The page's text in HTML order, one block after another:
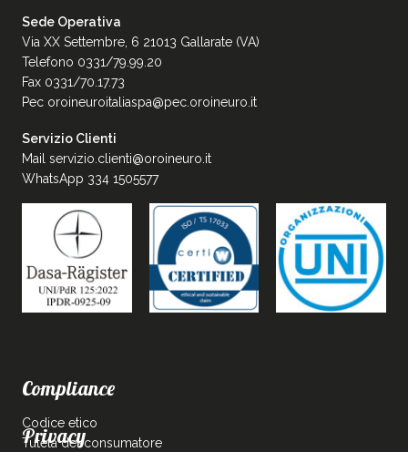
Sede Operativa
Via XX Settembre, 6 21013 Gallarate (VA)
Telefono 0331/79.99.20
Fax 0331/70.17.73
Pec oroineuroitaliaspa@pec.oroineuro.it
Servizio Clienti
Mail servizio.clienti@oroineuro.it
WhatsApp 334 1505577
Compliance
Codice etico
Tutela del consumatore
Privacy